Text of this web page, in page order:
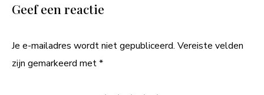
Geef een reactie
Je e-mailadres wordt niet gepubliceerd. Vereiste velden
zijn gemarkeerd met*